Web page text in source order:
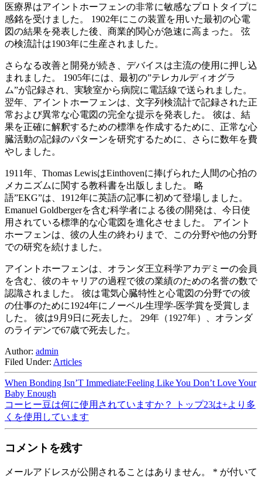
医療界はアイントホーフェンの非常に敏感なプロトタイプに
感銘を受けました。 1902年にこの装置を用いた最初の心電
図の結果を発表した後、商業的関心が急速に高まった。 弦
の検流計は1903年に生産されました。
さらなる改善と開発が続き、デバイスは主流の使用に押し込
まれました。 1905年には、最初の”テレカルディオグラ
ム”が記録され、実験室から病院に電話線で送られました。
翌年、アイントホーフェンは、文字列検流計で記録された正
常および異常な心電図の完全な提示を発表した。 彼は、結
果を正確に解釈するための標準を作成するために、正常な心
臓活動の記録のパターンを研究するために、さらに数年を費
やしました。
1911年、Thomas LewisはEinthovenに捧げられた人間の心拍の
メカニズムに関する教科書を出版しました。 略
語”EKG”は、1912年に英語の記事に初めて登場しました。
Emanuel Goldbergerを含む科学者による後の開発は、今日使
用されている標準的な心電図を進化させました。 アイント
ホーフェンは、彼の人生の終わりまで、この分野や他の分野
での研究を続けました。
アイントホーフェンは、オランダ王立科学アカデミーの会員
を含む、彼のキャリアの過程で彼の業績のための名誉の数で
認識されました。 彼は電気心臓特性と心電図の分野での彼
の仕事のために1924年にノーベル生理学-医学賞を受賞しま
した。 彼は9月9日に死去した。 29年（1927年）、オランダ
のライデンで67歳で死去した。
Author: admin
Filed Under: Articles
When Bonding Isn’T Immediate:Feeling Like You Don’t Love Your
Baby Enough
コーヒー豆は何に使用されていますか？ トップ23は+より多
くを使用しています
コメントを残す
メールアドレスが公開されることはありません。 * が付いて